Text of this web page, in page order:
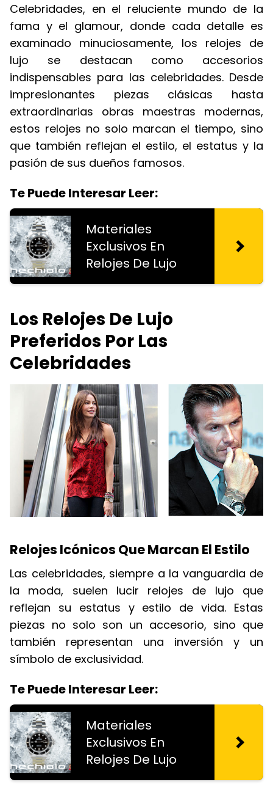
Celebridades, en el reluciente mundo de la
fama y el glamour, donde cada detalle es
examinado minuciosamente, los relojes de
lujo se destacan como accesorios
indispensables para las celebridades. Desde
impresionantes piezas clásicas hasta
extraordinarias obras maestras modernas,
estos relojes no solo marcan el tiempo, sino
que también reflejan el estilo, el estatus y la
pasión de sus dueños famosos.
Te Puede Interesar Leer:
Materiales
Exclusivos En
Relojes De Lujo
Los Relojes De Lujo
Preferidos Por Las
Celebridades
Relojes Icónicos Que Marcan El Estilo
Las celebridades, siempre a la vanguardia de
la moda, suelen lucir relojes de lujo que
reflejan su estatus y estilo de vida. Estas
piezas no solo son un accesorio, sino que
también representan una inversión y un
símbolo de exclusividad.
Te Puede Interesar Leer:
Materiales
Exclusivos En
Relojes De Lujo